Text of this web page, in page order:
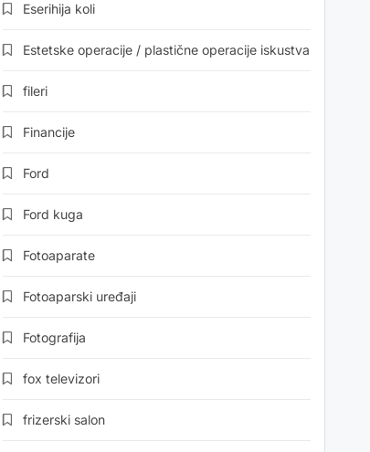
Eserihija koli
Estetske operacije / plastične operacije iskustva
fileri
Financije
Ford
Ford kuga
Fotoaparate
Fotoaparski uređaji
Fotografija
fox televizori
frizerski salon